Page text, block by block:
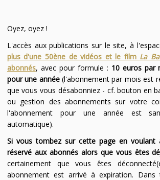
Oyez, oyez !
L'accès aux publications sur le site, à
plus d'une 50ène de vidéos et le film La
abonnés, avec pour formule : 10 euros par
pour une année(l'abonnement par mois est
que vous vous désabonniez - cf. bouton en
ou gestion des abonnements sur votre
l'abonnement pour une année est
automatique).
Si vous tombez sur cette page en voulant
réservé aux abonnés alors que vous êtes
certainement que vous êtes
abonnement est arrivé à expiration.